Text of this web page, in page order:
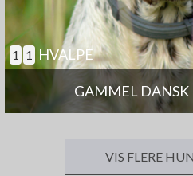
GAMMEL
1 1 HVALPE
VIS FLERE